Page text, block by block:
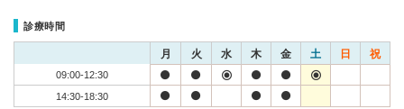
診療時間
月 火 水 木 金 土 日 祝
09:00-12:30
14:30-18:30